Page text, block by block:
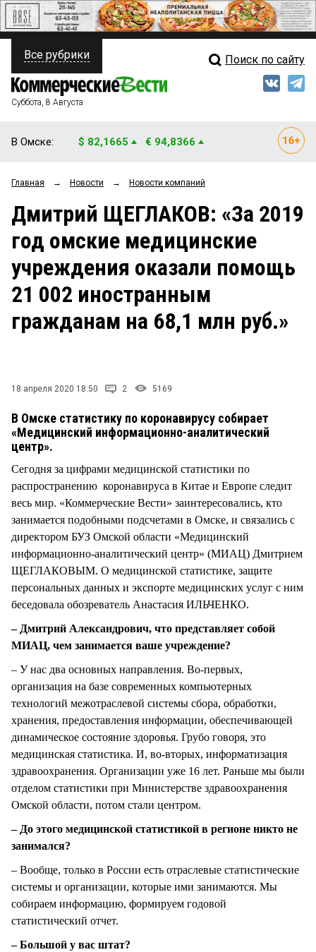
ПОЛИТИКА
ФИНАНСЫ
ОБЩЕСТВО
ЗАКОН
НОВОСТИ КОМПАНИЙ
ПРОИСШЕСТВИЯ
СТИЛЬ ЖИЗНИ
Свежий выпуск
Мнения
Рейтинги
Блоги
Архив
Все рубрики Поиск по сайту
Суббота, 8 Августа
В Омске: $ 82,1665 € 94,8366
Главная → Новости → Новости компаний
Дмитрий ЩЕГЛАКОВ: «За 2019
год омские медицинские
учреждения оказали помощь
21 002 иностранным
гражданам на 68,1 млн руб.»
18 апреля 2020 18:50 2 5169
В Омске статистику по коронавирусу собирает
«Медицинский информационно-аналитический
центр».
Сегодня за цифрами медицинской статистики по
распространению коронавируса в Китае и Европе следит
весь мир. «Коммерческие Вести» заинтересовались, кто
занимается подобными подсчетами в Омске, и связались с
директором БУЗ Омской области «Медицинский
информационно-аналитический центр» (МИАЦ) Дмитрием
ЩЕГЛАКОВЫМ. О медицинской статистике, защите
персональных данных и экспорте медицинских услуг с ним
беседовала обозреватель Анастасия ИЛЬЧЕНКО.
– Дмитрий Александрович, что представляет собой
МИАЦ, чем занимается ваше учреждение?
– У нас два основных направления. Во-первых,
организация на базе современных компьютерных
технологий межотраслевой системы сбора, обработки,
хранения, предоставления информации, обеспечивающей
динамическое состояние здоровья. Грубо говоря, это
медицинская статистика. И, во-вторых, информатизация
здравоохранения. Организации уже 16 лет. Раньше мы были
отделом статистики при Министерстве здравоохранения
Омской области, потом стали центром.
– До этого медицинской статистикой в регионе никто не
занимался?
– Вообще, только в России есть отраслевые статистические
системы и организации, которые ими занимаются. Мы
собираем информацию, формируем годовой
статистический отчет.
– Большой у вас штат?